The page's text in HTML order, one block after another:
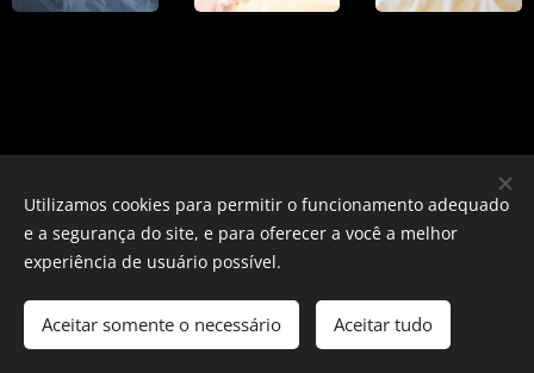
Images provided by Pexels
Cookies
Utilizamos cookies para permitir o funcionamento adequado
e a segurança do site, e para oferecer a você a melhor
experiência de usuário possível.
Aceitar somente o necessário Aceitar tudo